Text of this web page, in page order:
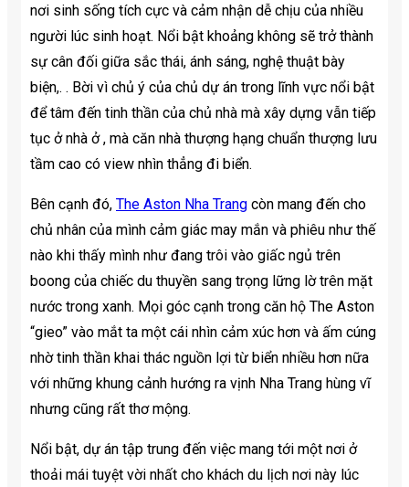
nơi sinh sống tích cực và cảm nhận dễ chịu của nhiều
người lúc sinh hoạt. Nổi bật khoảng không sẽ trở thành
sự cân đối giữa sắc thái, ánh sáng, nghệ thuật bày
biện,. . Bời vì chủ ý của chủ dự án trong lĩnh vực nổi bật
để tâm đến tinh thần của chủ nhà mà xây dựng vẫn tiếp
tục ở nhà ở , mà căn nhà thượng hạng chuẩn thượng lưu
tầm cao có view nhìn thẳng đi biển.
Bên cạnh đó, The Aston Nha Trang còn mang đến cho
chủ nhân của mình cảm giác may mắn và phiêu như thế
nào khi thấy mình như đang trôi vào giấc ngủ trên
boong của chiếc du thuyền sang trọng lững lờ trên mặt
nước trong xanh. Mọi góc cạnh trong căn hộ The Aston
“gieo” vào mắt ta một cái nhìn cảm xúc hơn và ấm cúng
nhờ tinh thần khai thác nguồn lợi từ biển nhiều hơn nữa
với những khung cảnh hướng ra vịnh Nha Trang hùng vĩ
nhưng cũng rất thơ mộng.
Nổi bật, dự án tập trung đến việc mang tới một nơi ở
thoải mái tuyệt vời nhất cho khách du lịch nơi này lúc